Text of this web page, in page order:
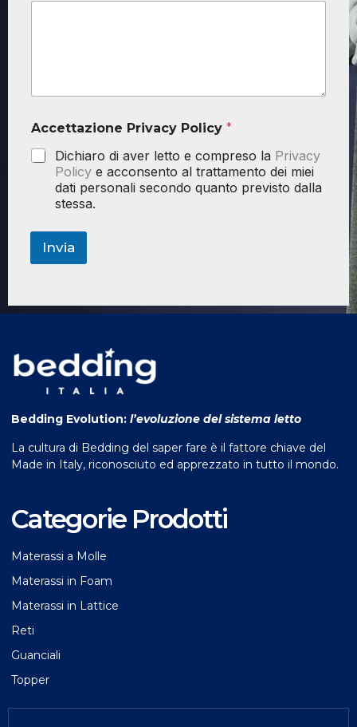
Accettazione Privacy Policy *
Dichiaro di aver letto e compreso la Privacy
Policy e acconsento al trattamento dei miei
dati personali secondo quanto previsto dalla
stessa.
Invia
Bedding Evolution: l’evoluzione del sistema letto
La cultura di Bedding del saper fare è il fattore chiave del
Made in Italy, riconosciuto ed apprezzato in tutto il mondo.
Categorie Prodotti
Materassi a Molle
Materassi in Foam
Materassi in Lattice
Reti
Guanciali
Topper